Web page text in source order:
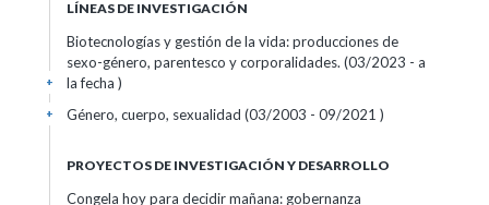
LÍNEAS DE INVESTIGACIÓN
Biotecnologías y gestión de la vida: producciones de
sexo-género, parentesco y corporalidades. (03/2023 - a
la fecha )
+
Género, cuerpo, sexualidad (03/2003 - 09/2021 )
+
PROYECTOS DE INVESTIGACIÓN Y DESARROLLO
Congela hoy para decidir mañana: gobernanza